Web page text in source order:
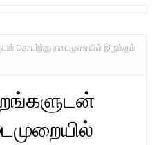
தொடர்ந்து நடைமுறையில் இருக்கும்